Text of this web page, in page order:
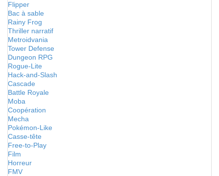
Flipper
Bac à sable
Rainy Frog
Thriller narratif
Metroidvania
Tower Defense
Dungeon RPG
Rogue-Lite
Hack-and-Slash
Cascade
Battle Royale
Moba
Coopération
Mecha
Pokémon-Like
Casse-tête
Free-to-Play
Film
Horreur
FMV